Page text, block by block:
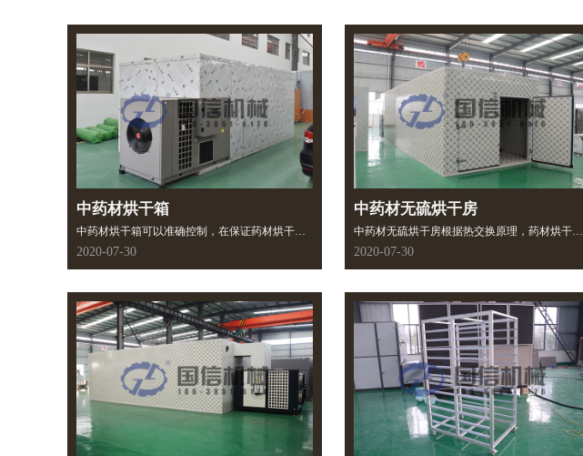
中药材烘干箱
中药材烘干箱可以准确控制，在保证药材烘干品
质的同时，也可降低运行成本。封闭式、半封闭
多适用物料。
2020-07-30
中药材无硫烘干房
中药材无硫烘干房根据热交换原理，药材烘干机
利用电源加热管发出的热量，使烘干柜内的物料
工使用。
2020-07-30